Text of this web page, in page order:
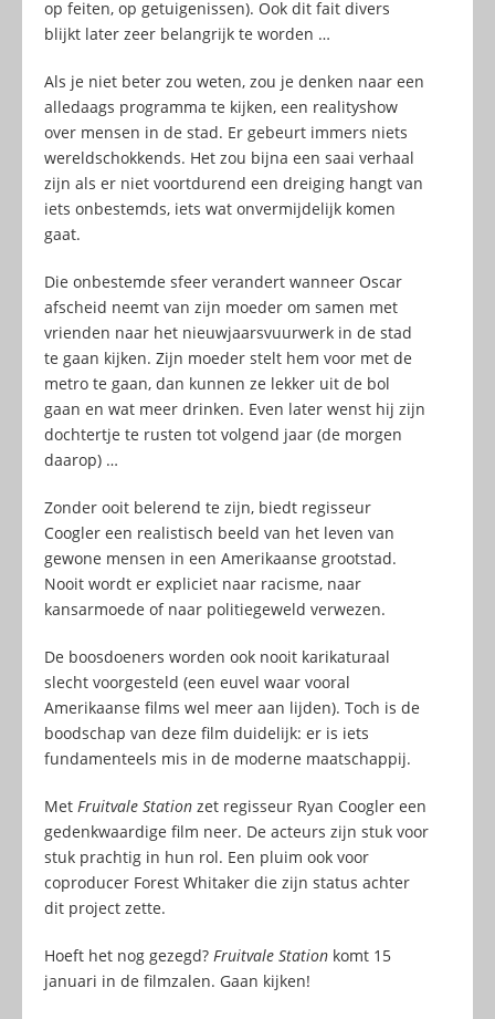
op feiten, op getuigenissen). Ook dit fait divers
blijkt later zeer belangrijk te worden …
Als je niet beter zou weten, zou je denken naar een
alledaags programma te kijken, een realityshow
over mensen in de stad. Er gebeurt immers niets
wereldschokkends. Het zou bijna een saai verhaal
zijn als er niet voortdurend een dreiging hangt van
iets onbestemds, iets wat onvermijdelijk komen
gaat.
Die onbestemde sfeer verandert wanneer Oscar
afscheid neemt van zijn moeder om samen met
vrienden naar het nieuwjaarsvuurwerk in de stad
te gaan kijken. Zijn moeder stelt hem voor met de
metro te gaan, dan kunnen ze lekker uit de bol
gaan en wat meer drinken. Even later wenst hij zijn
dochtertje te rusten tot volgend jaar (de morgen
daarop) …
Zonder ooit belerend te zijn, biedt regisseur
Coogler een realistisch beeld van het leven van
gewone mensen in een Amerikaanse grootstad.
Nooit wordt er expliciet naar racisme, naar
kansarmoede of naar politiegeweld verwezen.
De boosdoeners worden ook nooit karikaturaal
slecht voorgesteld (een euvel waar vooral
Amerikaanse films wel meer aan lijden). Toch is de
boodschap van deze film duidelijk: er is iets
fundamenteels mis in de moderne maatschappij.
Met Fruitvale Station zet regisseur Ryan Coogler een
gedenkwaardige film neer. De acteurs zijn stuk voor
stuk prachtig in hun rol. Een pluim ook voor
coproducer Forest Whitaker die zijn status achter
dit project zette.
Hoeft het nog gezegd? Fruitvale Station komt 15
januari in de filmzalen. Gaan kijken!